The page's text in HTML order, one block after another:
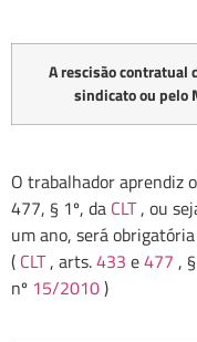
A rescisão contratual
sindicato ou pelo
O trabalhador aprendiz
477, § 1º, da CLT, ou
um ano, será
( CLT, arts.433 e477 ,
nº 15/2010)